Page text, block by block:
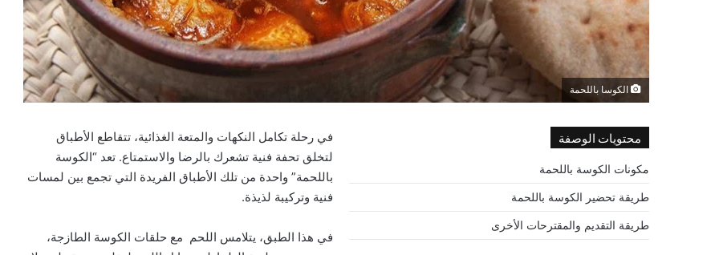
الكوسا باللحمة
محتويات الوصفة
مكونات الكوسة باللحمة
طريقة تحضير الكوسة باللحمة
طريقة التقديم والمقترحات الأخرى
في رحلة تكامل النكهات والمتعة الغذائية، تتقاطع الأطباق
لتخلق تحفة فنية تشعرك بالرضا والاستمتاع. تعد “الكوسة
باللحمة” واحدة من تلك الأطباق الفريدة التي تجمع بين لمسات
فنية وتركيبة لذيذة.
في هذا الطبق، يتلامس اللحم مع حلقات الكوسة الطازجة،